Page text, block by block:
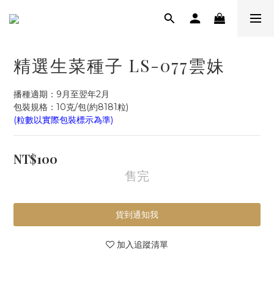
精選生菜種子 LS-077雲妹
播種適期：9月至翌年2月
包裝規格：10克/包(約8181粒)
(粒數以實際包裝標示為準)
NT$100
售完
貨到通知我
加入追蹤清單